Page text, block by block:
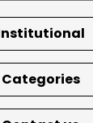
Categories